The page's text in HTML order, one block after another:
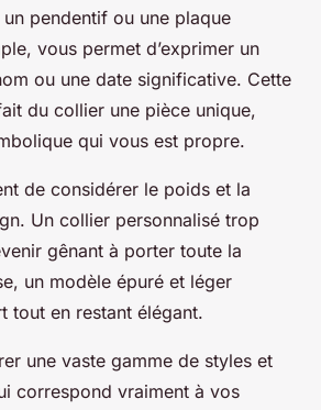
pendentif ou une plaque
vous permet d’exprimer un
ou une date significative. Cette
du collier une pièce unique,
qui vous est propre.
de considérer le poids et la
Un collier personnalisé trop
gênant à porter toute la
un modèle épuré et léger
tout en restant élégant.
une vaste gamme de styles et
correspond vraiment à vos